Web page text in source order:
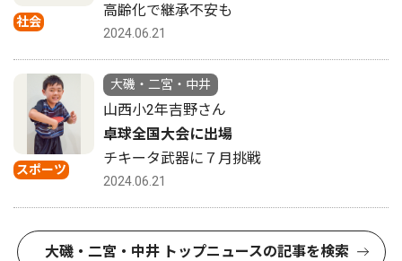
社会
高齢化で継承不安も
2024.06.21
スポーツ
大磯・二宮・中井
山西小2年吉野さん
卓球全国大会に出場
チキータ武器に７月挑戦
2024.06.21
大磯・二宮・中井 トップニュースの記事を検索